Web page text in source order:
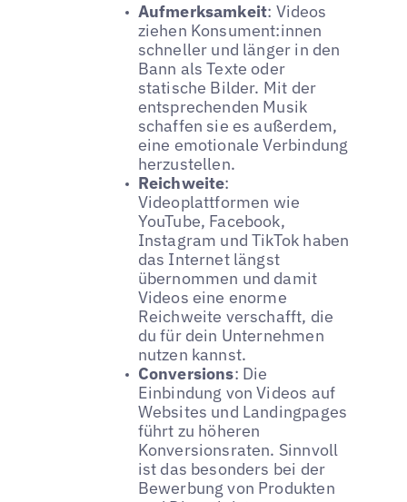
Aufmerksamkeit: Videos
ziehen Konsument:innen
schneller und länger in den
Bann als Texte oder
statische Bilder. Mit der
entsprechenden Musik
schaffen sie es außerdem,
eine emotionale Verbindung
herzustellen.
Reichweite:
Videoplattformen wie
YouTube, Facebook,
Instagram und TikTok haben
das Internet längst
übernommen und damit
Videos eine enorme
Reichweite verschafft, die
du für dein Unternehmen
nutzen kannst.
Conversions: Die
Einbindung von Videos auf
Websites und Landingpages
führt zu höheren
Konversionsraten. Sinnvoll
ist das besonders bei der
Bewerbung von Produkten